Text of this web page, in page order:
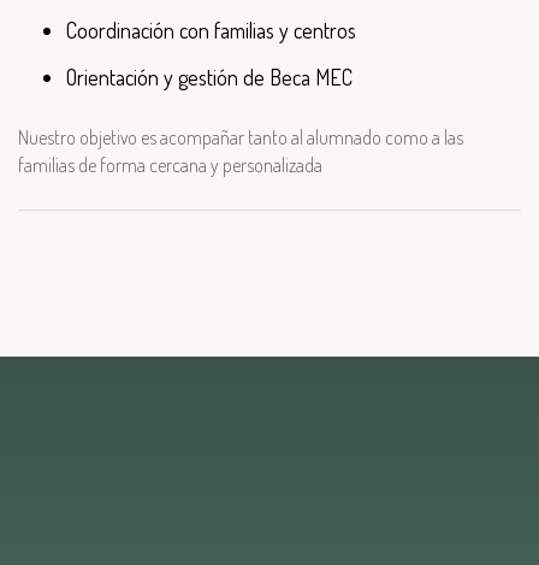
Coordinación con familias y centros
Orientación y gestión de Beca MEC
Nuestro objetivo es acompañar tanto al alumnado como a las
familias de forma cercana y personalizada